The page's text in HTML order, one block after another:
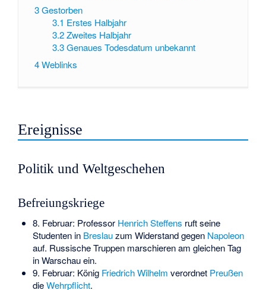
3Gestorben
3.1 Erstes Halbjahr
3.2 Zweites Halbjahr
3.3 Genaues Todesdatum unbekannt
4Weblinks
Ereignisse
Politik und Weltgeschehen
Befreiungskriege
8. Februar: Professor Henrich Steffens ruft seine
Studenten in Breslauzum Widerstand gegen Napoleon
auf. Russische Truppen marschieren am gleichen Tag
in Warschau ein.
9. Februar: König Friedrich Wilhelm verordnet Preußen
dieWehrpflicht.